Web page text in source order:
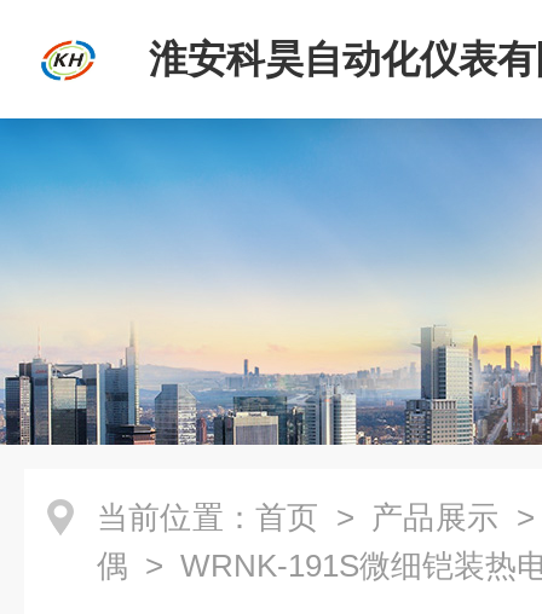
淮安科昊自动化仪表
当前位置： 首页 > 产品展示
偶 > WRNK-191S微细铠装热